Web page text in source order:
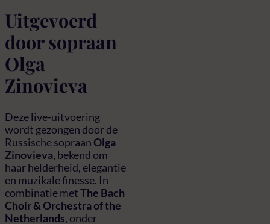
Uitgevoerd
door sopraan
Olga
Zinovieva
Deze live-uitvoering
wordt gezongen door de
Russische sopraanOlga
Zinovieva, bekend om
haar helderheid, elegantie
en muzikale finesse. In
combinatie metThe Bach
Choir & Orchestra of the
Netherlands, onder